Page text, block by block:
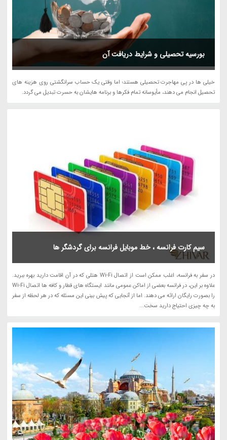
بورسیه تحصیلی و شرایط دریافت آن
خیلی ها در پی مهاجرت تحصیلی هستند؛ اما وقتی یک حساب سرانگشتی روی هزینه های
تحصیل انجام می دهند، مأیوسانه تمام فکرها و برنامه هایشان به حسرت تبدیل می گردد.
سیم کارت فرانسه ، خط موبایل فرانسه برای گردشگر ها
در سفر به فرانسه، اغلب ممکن است از اتصال Wi-Fi هتلی که در آن اقامت دارید بهره ببرید.
علاوه بر این، در فرانسه بعضی از اماکن عمومی مانند ایستگاه های قطار و کافه ها اتصال Wi-Fi
را بصورت رایگان ارائه می دهند. اما از آنجایی که پیش بینی این مسئله که در هر لحظه از سفر
به چه چیزی احتیاج دارید سخت...